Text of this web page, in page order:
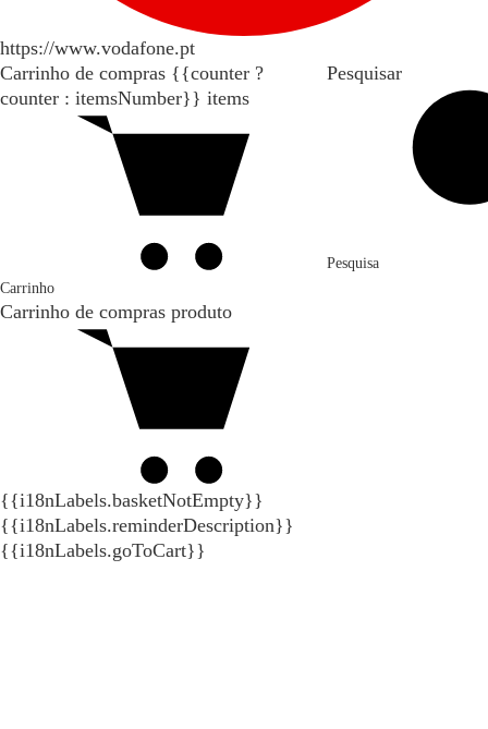
https://www.vodafone.pt
Carrinho de compras {{counter ?
counter : itemsNumber}} items
Carrinho
Carrinho de compras produto
{{i18nLabels.basketNotEmpty}}
{{i18nLabels.reminderDescription}}
{{i18nLabels.goToCart}}
Pesquisar
Pesquisa